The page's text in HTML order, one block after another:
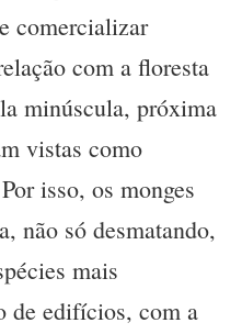
comercializar
com a floresta
minúscula, próxima
vistas como
isso, os monges
não só desmatando,
mais
de edifícios, com a